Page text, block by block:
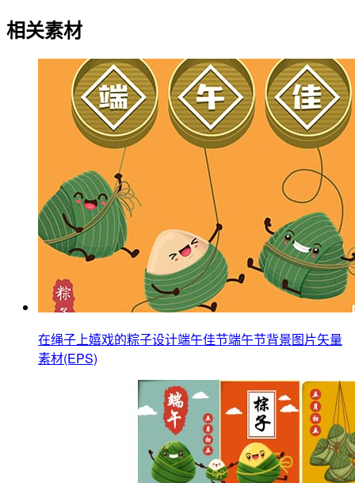
相关素材
在绳子上嬉戏的粽子设计端午佳节端午节背景图片矢量
素材(EPS)